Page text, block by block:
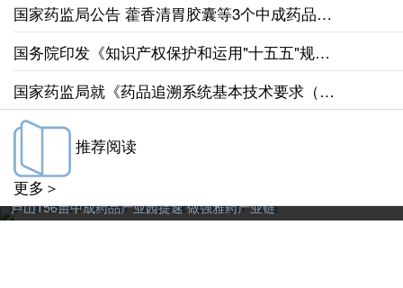
国家药监局公告 藿香清胃胶囊等3个中成药品种转换为非处方药
国务院印发《知识产权保护和运用"十五五"规划》 明确加强中医药传统知识保护
国家药监局就《药品追溯系统基本技术要求（修订征求意见稿）》公开征求意见
推荐阅读
更多＞
芦山156亩中成药品产业园提速 做强雅药产业链